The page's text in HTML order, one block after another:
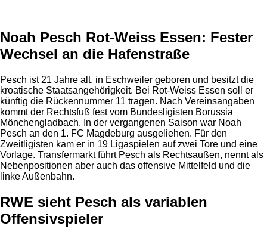
Noah Pesch Rot-Weiss Essen: Fester
Wechsel an die Hafenstraße
Pesch ist 21 Jahre alt, in Eschweiler geboren und besitzt die
kroatische Staatsangehörigkeit. Bei Rot-Weiss Essen soll er
künftig die Rückennummer 11 tragen. Nach Vereinsangaben
kommt der Rechtsfuß fest vom Bundesligisten Borussia
Mönchengladbach. In der vergangenen Saison war Noah
Pesch an den 1. FC Magdeburg ausgeliehen. Für den
Zweitligisten kam er in 19 Ligaspielen auf zwei Tore und eine
Vorlage. Transfermarkt führt Pesch als Rechtsaußen, nennt als
Nebenpositionen aber auch das offensive Mittelfeld und die
linke Außenbahn.
RWE sieht Pesch als variablen
Offensivspieler